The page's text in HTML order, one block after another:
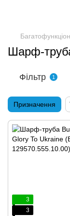
Шарф-
Фільтр 1
Призначення
3
3